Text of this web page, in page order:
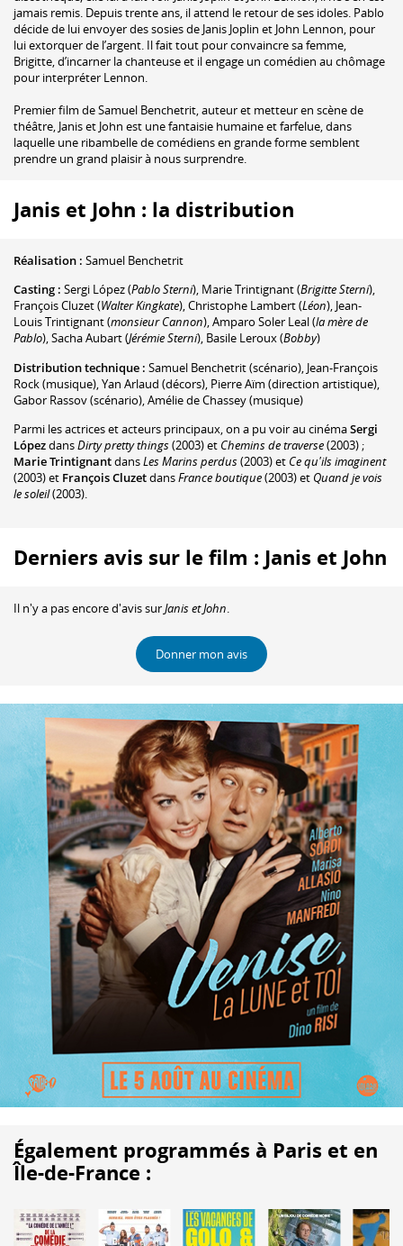
jamais remis. Depuis trente ans, il attend le retour de ses idoles. Pablo
décide de lui envoyer des sosies de Janis Joplin et John Lennon, pour
lui extorquer de l’argent. Il fait tout pour convaincre sa femme,
Brigitte, d’incarner la chanteuse et il engage un comédien au chômage
pour interpréter Lennon.
Premier film de Samuel Benchetrit, auteur et metteur en scène de
théâtre, Janis et John est une fantaisie humaine et farfelue, dans
laquelle une ribambelle de comédiens en grande forme semblent
prendre un grand plaisir à nous surprendre.
Janis et John : la distribution
Réalisation : Samuel Benchetrit
Casting : Sergi López(Pablo Sterni), Marie Trintignant(Brigitte Sterni),
François Cluzet(Walter Kingkate),Christophe Lambert(Léon), Jean-
Louis Trintignant(monsieur Cannon),Amparo Soler Leal(la mère de
Pablo),Sacha Aubart(Jérémie Sterni), Basile Leroux(Bobby)
Distribution technique : Samuel Benchetrit(scénario) Jean-François
Rock(musique) Yan Arlaud (décors) Pierre Aïm (direction artistique)
Gabor Rassov(scénario) Amélie de Chassey(musique)
Parmi les actrices et acteurs principaux, on a pu voir au cinémaSergi
LópezdansDirty pretty things(2003) et Chemins de traverse(2003) ;
Marie TrintignantdansLes Marins perdus(2003) et Ce qu'ils imaginent
(2003) et François CluzetdansFrance boutique(2003) et Quand je vois
le soleil(2003).
Derniers avis sur le film : Janis et John
Il n'y a pas encore d'avis surJanis et John.
Donner mon avis
Également programmés à Paris et en
Île-de-France :